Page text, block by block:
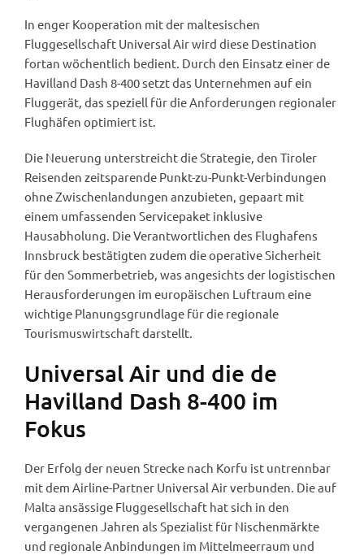
In enger Kooperation mit der maltesischen
Fluggesellschaft Universal Air wird diese Destination
fortan wöchentlich bedient. Durch den Einsatz einer de
Havilland Dash 8-400 setzt das Unternehmen auf ein
Fluggerät, das speziell für die Anforderungen regionaler
Flughäfen optimiert ist.
Die Neuerung unterstreicht die Strategie, den Tiroler
Reisenden zeitsparende Punkt-zu-Punkt-Verbindungen
ohne Zwischenlandungen anzubieten, gepaart mit
einem umfassenden Servicepaket inklusive
Hausabholung. Die Verantwortlichen des Flughafens
Innsbruck bestätigten zudem die operative Sicherheit
für den Sommerbetrieb, was angesichts der logistischen
Herausforderungen im europäischen Luftraum eine
wichtige Planungsgrundlage für die regionale
Tourismuswirtschaft darstellt.
Universal Air und die de
Havilland Dash 8-400 im
Fokus
Der Erfolg der neuen Strecke nach Korfu ist untrennbar
mit dem Airline-Partner Universal Air verbunden. Die auf
Malta ansässige Fluggesellschaft hat sich in den
vergangenen Jahren als Spezialist für Nischenmärkte
und regionale Anbindungen im Mittelmeerraum und